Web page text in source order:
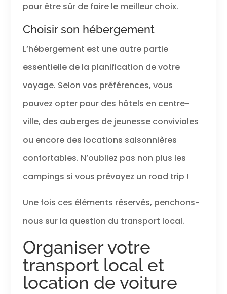
pour être sûr de faire le meilleur choix.
Choisir son hébergement
L’hébergement est une autre partie
essentielle de la planification de votre
voyage. Selon vos préférences, vous
pouvez opter pour des hôtels en centre-
ville, des auberges de jeunesse conviviales
ou encore des locations saisonnières
confortables. N’oubliez pas non plus les
campings si vous prévoyez un road trip !
Une fois ces éléments réservés, penchons-
nous sur la question du transport local.
Organiser votre
transport local et
location de voiture